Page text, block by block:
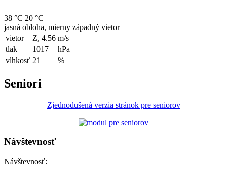
38 °C 20 °C
jasná obloha, mierny západný vietor
vietor
Z, 4.56 m/s
tlak
1017
hPa
vlhkosť 21 %
Seniori
Zjednodušená verzia stránok pre seniorov
Návštevnosť
Návštevnosť: